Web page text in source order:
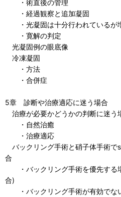
・術直後の管理
・経過観察と追加凝固
・光凝固は十分行われているが
・寛解の判定
光凝固例の眼底像
冷凍凝固
・方法
・合併症
5章 診断や治療適応に迷う場合
治療が必要かどうかの判断に迷う
・自然治癒
・治療適応
バックリング手術と硝子体手術で
合
・バックリング手術を優先する
合)
・バックリング手術が有効でな